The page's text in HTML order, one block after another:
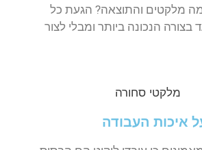
מלקטים והתוצאה? הגעת כל
הנכונה ביותר ומבלי לצור
איכות העבודה